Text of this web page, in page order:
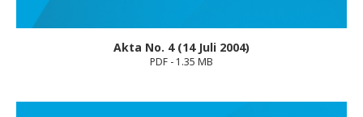
Akta No. 4 (14 Juli 2004)
PDF - 1.35 MB